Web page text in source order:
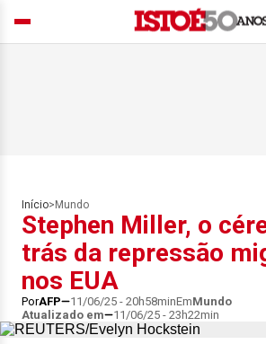
Início> Mundo
Stephen Miller, o
trás da repressão
nos EUA
PorAFP 11/06/25 - 20h58minEmMundo
Atualizado em
11/06/25 - 23h22min